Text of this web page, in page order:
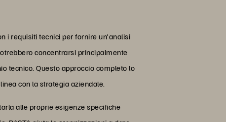
i requisiti tecnici per fornire un'analisi
concentrarsi principalmente
tecnico. Questo approccio completo lo
con la strategia aziendale.
alle proprie esigenze specifiche